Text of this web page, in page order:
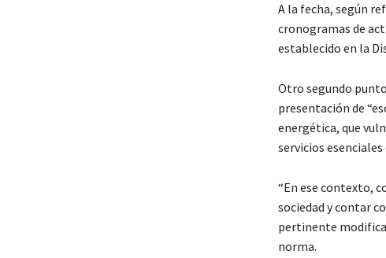
A la fecha, según
cronogramas de
establecido en la
Otro segundo
presentación de
energética, que
servicios
“En ese contexto,
sociedad y contar
pertinente
norma.